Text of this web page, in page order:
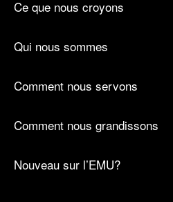
Ce que nous croyons
Qui nous sommes
Comment nous servons
Comment nous grandissons
Nouveau sur l’EMU?